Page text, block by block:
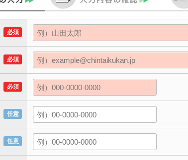
必須
必須
必須
任意
任意